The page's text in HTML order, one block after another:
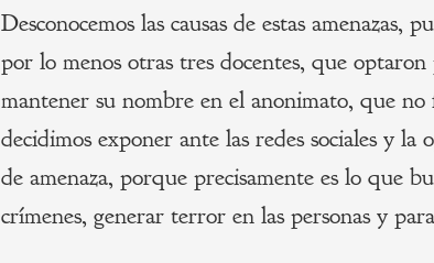
Desconocemos las causas de estas amenazas,
por lo menos otras tres docentes, que
mantener su nombre en el anonimato, que no
decidimos exponer ante las redes sociales y
de amenaza, porque precisamente es lo que
crímenes, generar terror en las personas y